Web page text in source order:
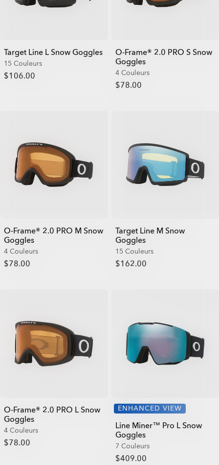
Target Line L Snow Goggles
15 Couleurs
$106.00
O-Frame® 2.0 PRO S Snow
Goggles
4 Couleurs
$78.00
O-Frame® 2.0 PRO M Snow
Goggles
4 Couleurs
$78.00
Target Line M Snow
Goggles
15 Couleurs
$162.00
O-Frame® 2.0 PRO L Snow
Goggles
4 Couleurs
$78.00
ENHANCED VIEW
Line Miner™ Pro L Snow
Goggles
7 Couleurs
$409.00